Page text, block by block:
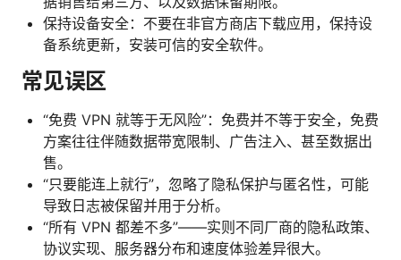
保持设备安全：不要在非官方商店下载应用，保持设
备系统更新，安装可信的安全软件。
常见误区
“免费 VPN 就等于无风险”：免费并不等于安全，免费
方案往往伴随数据带宽限制、广告注入、甚至数据出
售。
“只要能连上就行”，忽略了隐私保护与匿名性，可能
导致日志被保留并用于分析。
“所有 VPN 都差不多”——实则不同厂商的隐私政策、
协议实现、服务器分布和速度体验差异很大。